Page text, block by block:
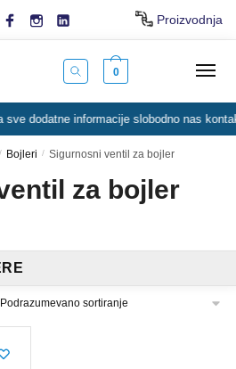
Proizvodnja
0
dodatne informacije slobodno nas
/ Bojleri / Sigurnosni ventil za bojler
za bojler